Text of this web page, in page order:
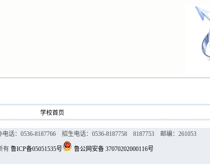
学校首页
话：0536-8187766 招生电话：0536-8187758 8187753 邮编：261053
有 鲁ICP备05051535号 鲁公网安备 37070202000116号